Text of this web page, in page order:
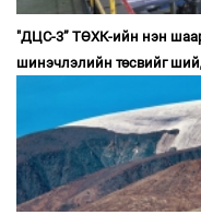
"ДЦС-3” ТӨХК-ийн нэн
шинэчлэлийн төсвийг